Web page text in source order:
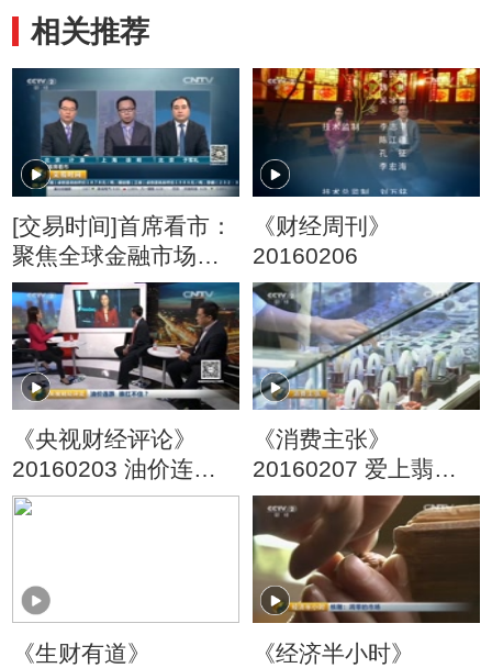
相关推荐
[交易时间]首席看市：
聚焦全球金融市场波
动
《财经周刊》
20160206
《央视财经评论》
20160203 油价连跌
谁扛不住？
《消费主张》
20160207 爱上翡翠
（二）
《生财有道》
《经济半小时》